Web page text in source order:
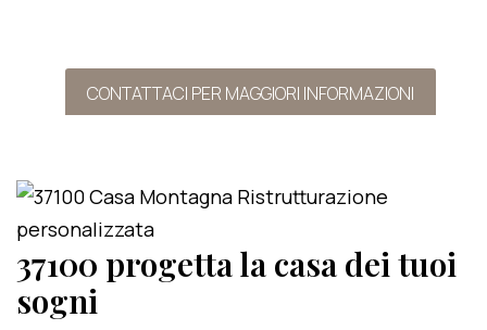
CONTATTACI PER MAGGIORI INFORMAZIONI
37100 progetta la casa dei tuoi
sogni